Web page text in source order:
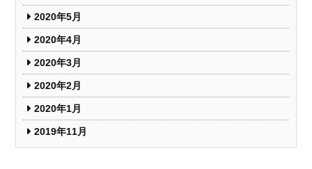
2020年5月
2020年4月
2020年3月
2020年2月
2020年1月
2019年11月